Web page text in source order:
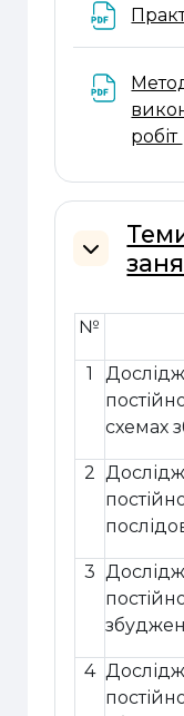
робіт
Згорнути
№
1
схемах
2
3
4